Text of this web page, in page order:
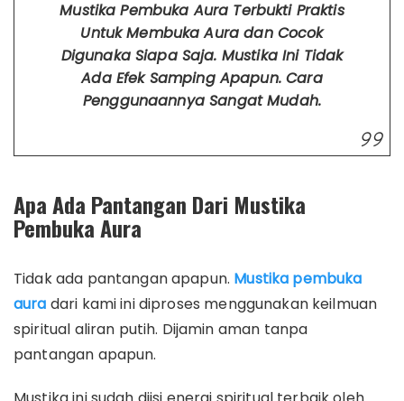
Mustika Pembuka Aura Terbukti Praktis
Untuk Membuka Aura dan Cocok
Digunaka Siapa Saja. Mustika Ini Tidak
Ada Efek Samping Apapun. Cara
Penggunaannya Sangat Mudah.
Apa Ada Pantangan Dari Mustika
Pembuka Aura
Tidak ada pantangan apapun. Mustika pembuka
aura dari kami ini diproses menggunakan keilmuan
spiritual aliran putih. Dijamin aman tanpa
pantangan apapun.